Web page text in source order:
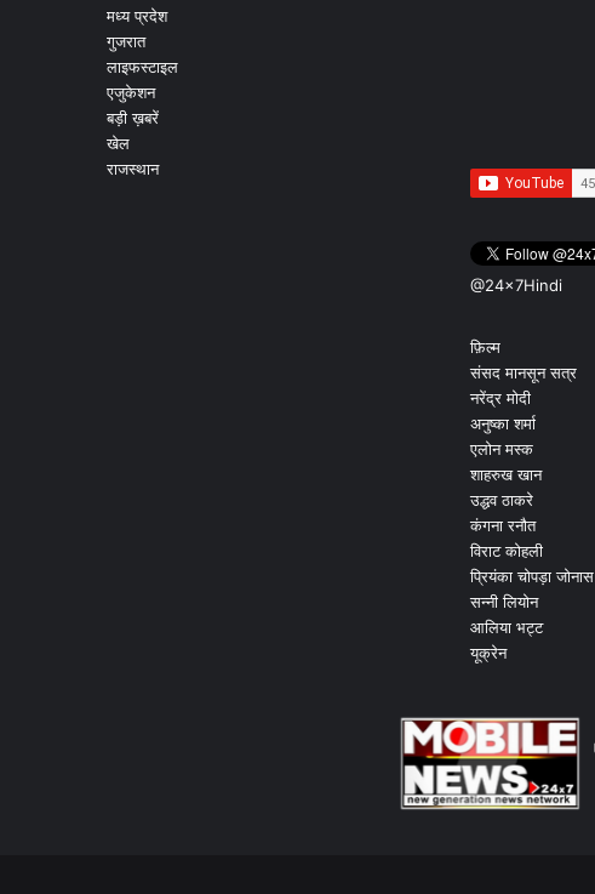
मध्य प्रदेश
गुजरात
लाइफस्टाइल
एजुकेशन
बड़ी ख़बरें
खेल
राजस्थान
@24x7Hindi
फ़िल्म
संसद मानसून सत्र
नरेंद्र मोदी
अनुष्का शर्मा
एलोन मस्क
शाहरुख खान
उद्धव ठाकरे
कंगना रनौत
विराट कोहली
प्रियंका चोपड़ा जोनास
सन्नी लियोन
आलिया भट्ट
यूक्रेन